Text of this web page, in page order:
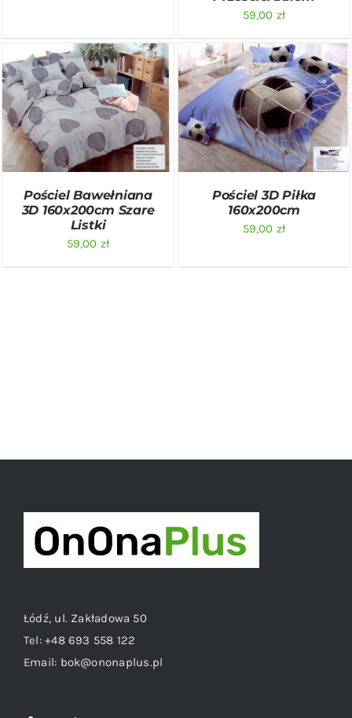
59,00 zł
DODAJ DO KOSZYKA
/
SZCZEGÓŁY
Pościel Bawełniana
3D 160x200cm Szare
Listki
59,00 zł
DODAJ DO KOSZYKA
/
SZCZEGÓŁY
Pościel 3D Piłka
160x200cm
59,00 zł
Łódź, ul. Zakładowa 50
Tel:+48 693 558 122
Email: bok@ononaplus.pl